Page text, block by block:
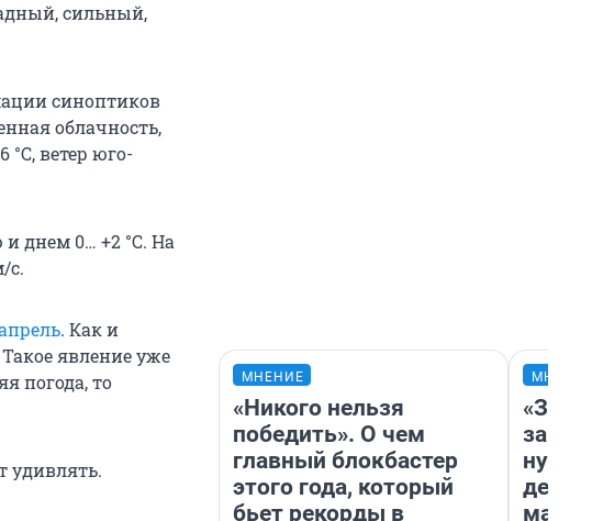
сильный,
синоптиков
облачность,
ветер юго-
днем 0… +2 °С. На
с.
. Как и
явление уже
погода, то
удивлять.
МНЕНИЕ
«Никого нельзя
победить». О чем
главный блокбастер
этого года, который
бьет рекорды в
дела